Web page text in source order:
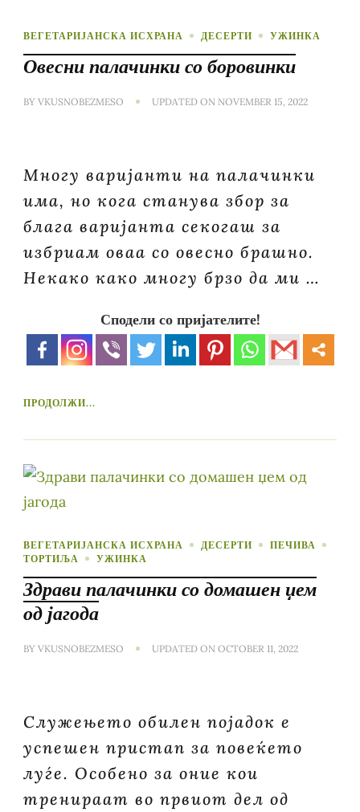
ВЕГЕТАРИЈАНСКА ИСХРАНА ДЕСЕРТИ УЖИНКА
Овесни палачинки со боровинки
BY VKUSNOBEZMESO UPDATED ON NOVEMBER 15, 2022
Многу варијанти на палачинки
има, но кога станува збор за
блага варијанта секогаш за
избриам оваа со овесно брашно.
Некако како многу брзо да ми …
Сподели со пријателите!
ПРОДОЛЖИ...
ВЕГЕТАРИЈАНСКА ИСХРАНА ДЕСЕРТИ
ПЕЧИВА
ТОРТИЉА
УЖИНКА
Здрави палачинки со домашен џем
од јагода
BY VKUSNOBEZMESO UPDATED ON OCTOBER 11, 2022
Служењето обилен појадок е
успешен пристап за повеќето
луѓе. Особено за оние кои
тренираат во првиот дел од